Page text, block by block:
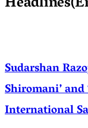
Sudarshan
Shiromani’ and
International